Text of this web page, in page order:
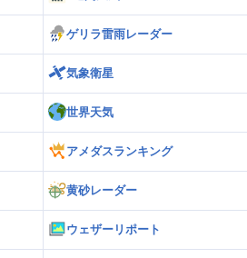
ゲリラ雷雨レーダー
気象衛星
世界天気
アメダスランキング
黄砂レーダー
ウェザーリポート